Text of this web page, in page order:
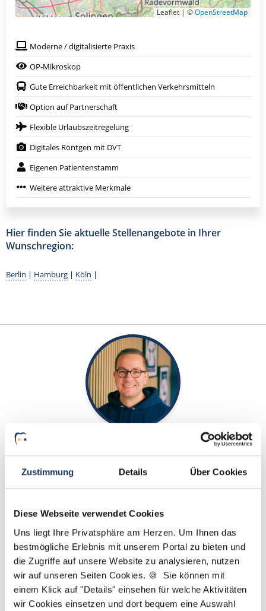
Zustimmung Details Über Cookies
Diese Webseite verwendet Cookies
Uns liegt Ihre Privatsphäre am Herzen. Um Ihnen das
bestmögliche Erlebnis mit unserem Portal zu bieten und
die Zugriffe auf unsere Website zu analysieren, nutzen
wir auf unseren Seiten Cookies. 🍪 Sie können mit
einem Klick auf "Details" einsehen für welche Aktivitäten
wir Cookies einsetzen und dort bequem eine Auswahl
Leaflet | ©OpenStreetMap
Moderne / digitalisierte Praxis
OP-Mikroskop
Gute Erreichbarkeit mit öffentlichen Verkehrsmitteln
Option auf Partnerschaft
Flexible Urlaubszeitregelung
Digitales Röntgen mit DVT
Eigenen Patientenstamm
Weitere attraktive Merkmale
Hier finden Sie aktuelle Stellenangebote in Ihrer
Wunschregion:
Berlin | Hamburg | Köln |
Marcel Willing
Ansprechpartner
Gemeinsam finden wir die Zahnarztpraxis, die zu
Ihnen und Ihren beruflichen Zielen passt. Wenn Sie
Jobangeboten haben, stehe ich Ihnen jederzeit zur
Verfügung!
Jetzt zur kostenlosen Stellenanfrage